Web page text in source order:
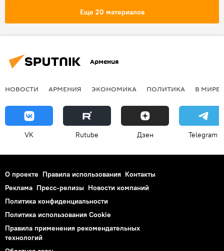
Еще 20 материалов
Армения
НОВОСТИ АРМЕНИЯ ЭКОНОМИКА ПОЛИТИКА В МИРЕ
VK Rutube Дзен Telegram
О проекте Правила использования Контакты
Реклама Пресс-релизы Новости компаний
Политика конфиденциальности
Политика использования Cookie
Правила применения рекомендательных
технологий